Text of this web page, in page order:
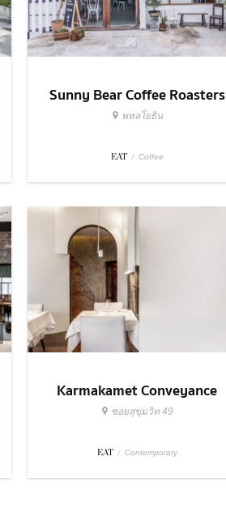
Sunny Bear Coffee Roasters
พหลโยธิน
EAT / Coffee
Karmakamet Conveyance
ซอยสุขุมวิท 49
EAT / Contemporary